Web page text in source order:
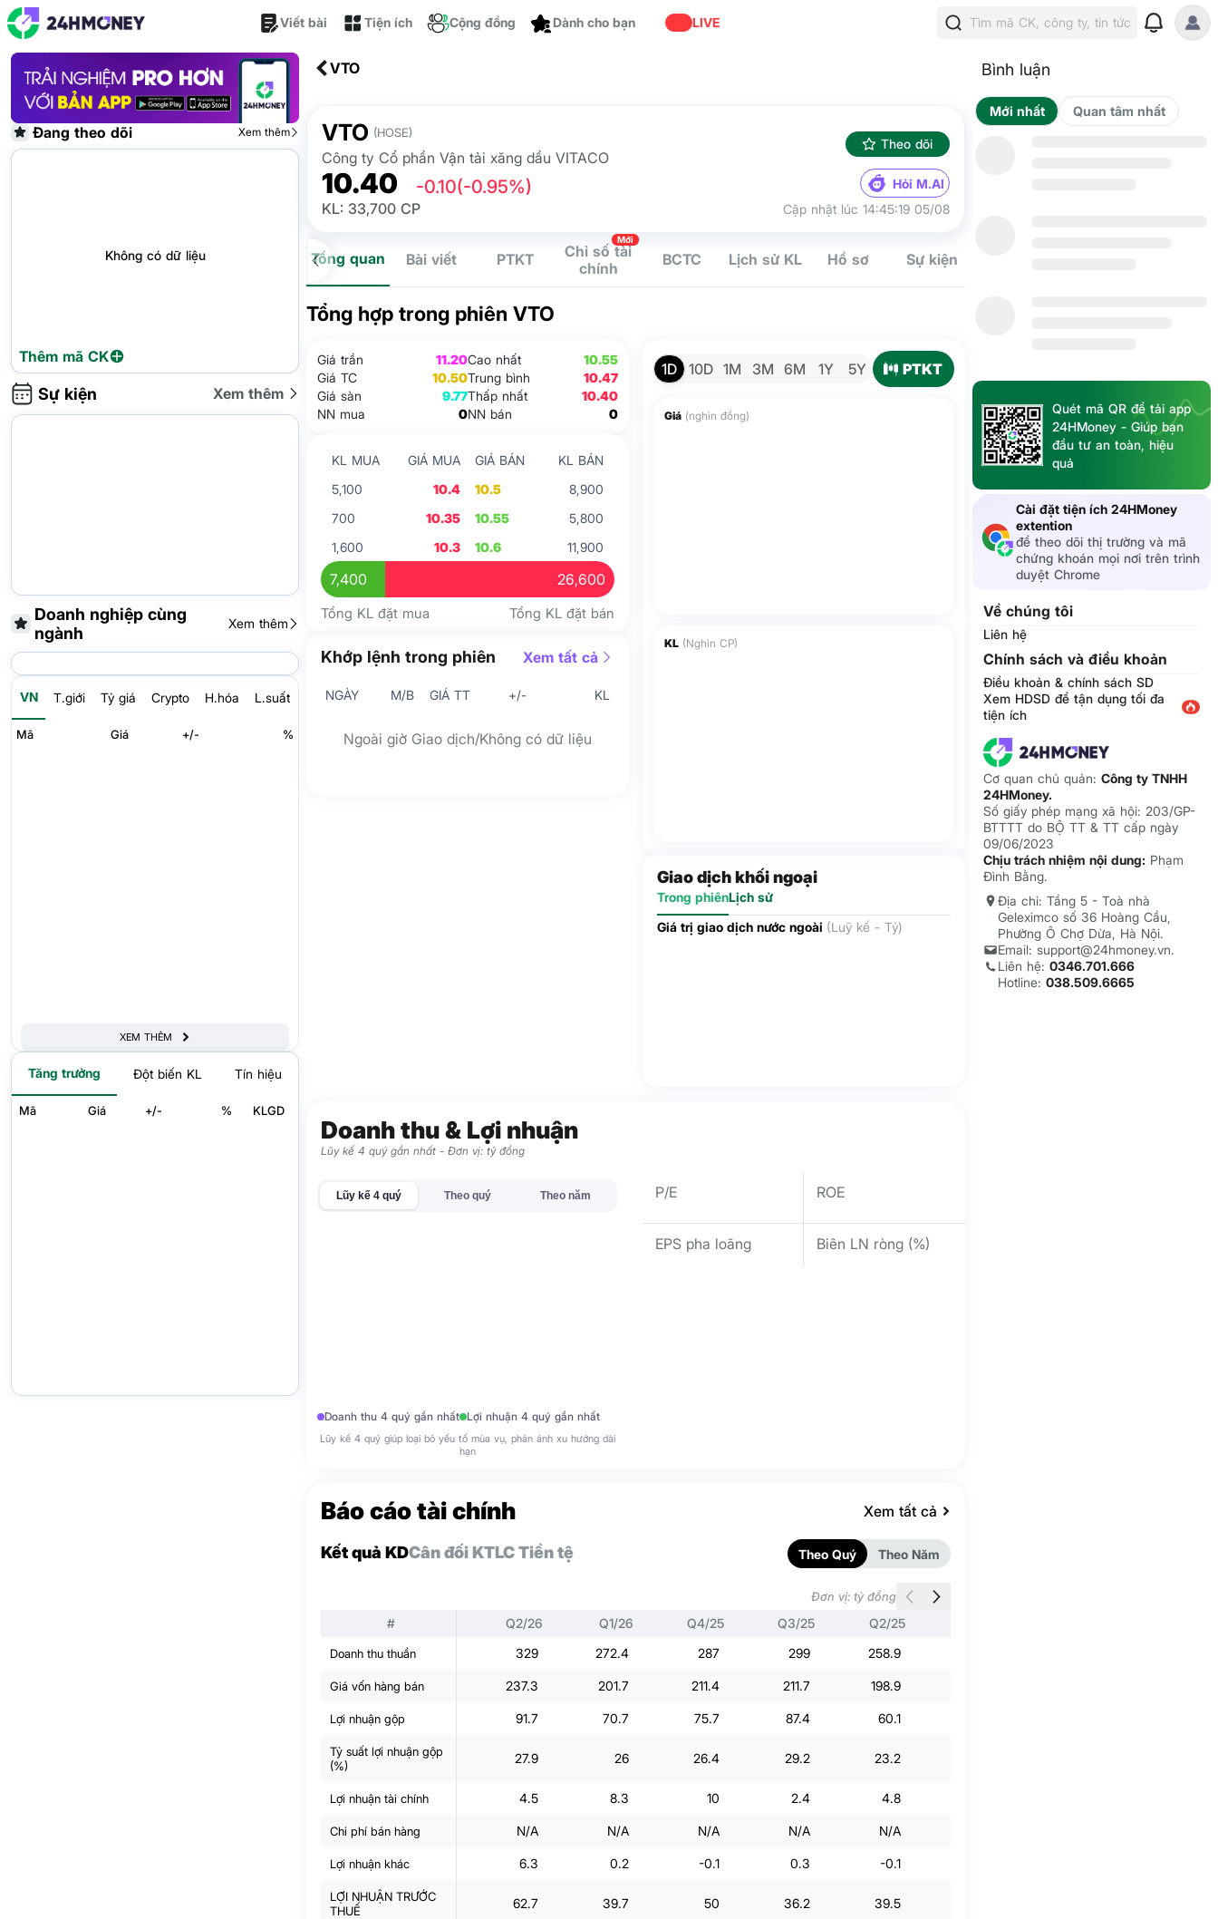
Viết bài Tiện ích
Cộng đồng
LIVE Tìm mã CK, công ty, tin tức
Đang theo dõi Xem thêm
Không có dữ liệu
Thêm mã CK
Sự kiện Xem thêm
Doanh nghiệp cùng
ngành
Xem thêm
VN T.giới Tỷ giá Crypto H.hóa L.suất
Mã Giá +/- %
XEM THÊM
Tăng trưởng Đột biến KL Tín hiệu
Mã Giá +/- % KLGD
VTO
VTO (HOSE)
Công ty Cổ phần Vận tải xăng dầu VITACO
Theo dõi
10.40 -0.10(-0.95%) Hỏi M.AI
KL: 33,700 CP Cập nhật lúc 14:45:19 05/08
Tổng quan Bài viết PTKT
Chỉ số tài
chính
Mới
BCTC Lịch sử KL Hồ sơ Sự kiện
Tổng hợp trong phiên VTO
Giá trần
11.20
Giá TC
10.50
Giá sàn
9.77
NN mua
0
Cao nhất
10.55
Trung bình
10.47
Thấp nhất
10.40
NN bán
0
KL MUA GIÁ MUA GIÁ BÁN
KL BÁN
5,100
10.4 10.5
8,900
700
10.35 10.55
5,800
1,600
10.3 10.6 11,900
7,400 26,600
Tổng KL đặt mua Tổng KL đặt bán
Khớp lệnh trong phiên Xem tất cả
NGÀY M/B GIÁ TT +/- KL
Ngoài giờ Giao dịch/Không có dữ liệu
1D 10D 1M 3M 6M 1Y 5Y PTKT
Giá (nghìn đồng)
KL (Nghìn CP)
Giao dịch khối ngoại
Trong phiênLịch sử
Giá trị giao dịch nước ngoài (Luỹ kế - Tỷ)
Doanh thu & Lợi nhuận
Lũy kế 4 quý gần nhất - Đơn vị: tỷ đồng
Lũy kế 4 quý Theo quý Theo năm
Doanh thu 4 quý gần nhất Lợi nhuận 4 quý gần nhất
Lũy kế 4 quý giúp loại bỏ yếu tố mùa vụ, phản ánh xu hướng dài
hạn
P/E ROE
EPS pha loãng Biên LN ròng (%)
Báo cáo tài chính Xem tất cả
Kết quả KDCân đối KTLC Tiền tệ Theo Quý Theo Năm
Đơn vị: tỷ đồng
# Q2/26 Q1/26 Q4/25 Q3/25 Q2/25
Doanh thu thuần 329 272.4 287 299 258.9
Giá vốn hàng bán 237.3 201.7 211.4 211.7 198.9
Lợi nhuận gộp 91.7 70.7 75.7 87.4 60.1
Tỷ suất lợi nhuận gộp
(%)
27.9 26 26.4 29.2 23.2
Lợi nhuận tài chính 4.5 8.3 10 2.4 4.8
Chi phí bán hàng N/A N/A N/A N/A N/A
Lợi nhuận khác 6.3 0.2 -0.1 0.3 -0.1
LỢI NHUẬN TRƯỚC
THUẾ
62.7 39.7 50 36.2 39.5
Bình luận
Mới nhất
Quét mã QR để tải app
24HMoney - Giúp bạn
đầu tư an toàn, hiệu
quả
Cài đặt tiện ích 24HMoney
extention
để theo dõi thị trường và mã
chứng khoán mọi nơi trên trình
duyệt Chrome
Về chúng tôi
Liên hệ
Chính sách và điều khoản
Điều khoản & chính sách SD
Xem HDSD để tận dụng tối đa
tiện ích
Cơ quan chủ quản: Công ty TNHH
24HMoney.
Số giấy phép mạng xã hội: 203/GP-
BTTTT do BỘ TT & TT cấp ngày
09/06/2023
Chịu trách nhiệm nội dung: Phạm
Đình Bằng.
Địa chỉ: Tầng 5 - Toà nhà
Geleximco số 36 Hoàng Cầu,
Phường Ô Chợ Dừa, Hà Nội.
Email: support@24hmoney.vn.
Liên hệ: 0346.701.666
Hotline: 038.509.6665